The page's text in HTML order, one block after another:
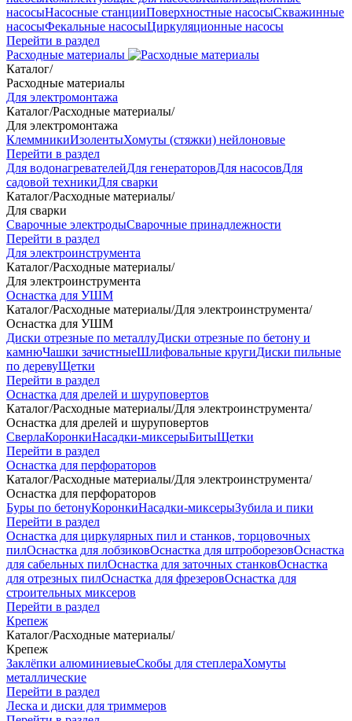
насосыНасосные станцииПоверхностные насосыСкважинные
насосыФекальные насосыЦиркуляционные насосы
Перейти в раздел
Расходные материалы
Каталог/
Расходные материалы
Для электромонтажа
Каталог/Расходные материалы/
Для электромонтажа
КлеммникиИзолентыХомуты (стяжки) нейлоновые
Перейти в раздел
Для водонагревателейДля генераторовДля насосовДля
садовой техникиДля сварки
Каталог/Расходные материалы/
Для сварки
Сварочные электродыСварочные принадлежности
Перейти в раздел
Для электроинструмента
Каталог/Расходные материалы/
Для электроинструмента
Оснастка для УШМ
Каталог/Расходные материалы/Для электроинструмента/
Оснастка для УШМ
Диски отрезные по металлуДиски отрезные по бетону и
камнюЧашки зачистныеШлифовальные кругиДиски пильные
по деревуЩетки
Перейти в раздел
Оснастка для дрелей и шуруповертов
Каталог/Расходные материалы/Для электроинструмента/
Оснастка для дрелей и шуруповертов
СверлаКоронкиНасадки-миксерыБитыЩетки
Перейти в раздел
Оснастка для перфораторов
Каталог/Расходные материалы/Для электроинструмента/
Оснастка для перфораторов
Буры по бетонуКоронкиНасадки-миксерыЗубила и пики
Перейти в раздел
Оснастка для циркулярных пил и станков, торцовочных
пилОснастка для лобзиковОснастка для штроборезовОснастка
для сабельных пилОснастка для заточных станковОснастка
для отрезных пилОснастка для фрезеровОснастка для
строительных миксеров
Перейти в раздел
Крепеж
Каталог/Расходные материалы/
Крепеж
Заклёпки алюминиевыеСкобы для степлераХомуты
металлические
Перейти в раздел
Леска и диски для триммеров